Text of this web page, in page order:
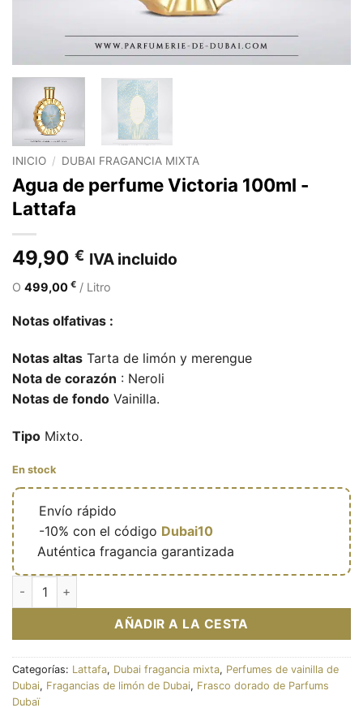
INICIO / DUBAI FRAGANCIA MIXTA
Agua de perfume Victoria 100ml -
Lattafa
49,90 € IVA incluido
O 499,00 € / Litro
Notas olfativas :
Notas altas Tarta de limón y merengue
Nota de corazón : Neroli
Notas de fondo Vainilla.
Tipo Mixto.
En stock
Envío rápido
-10% con el código Dubai10
Auténtica fragancia garantizada
Eau de parfum Victoria 100ml - Lattafa cantidad
AÑADIR A LA CESTA
Categorías: Lattafa, Dubai fragancia mixta, Perfumes de vainilla de
Dubai, Fragancias de limón de Dubai, Frasco dorado de Parfums
Dubaï